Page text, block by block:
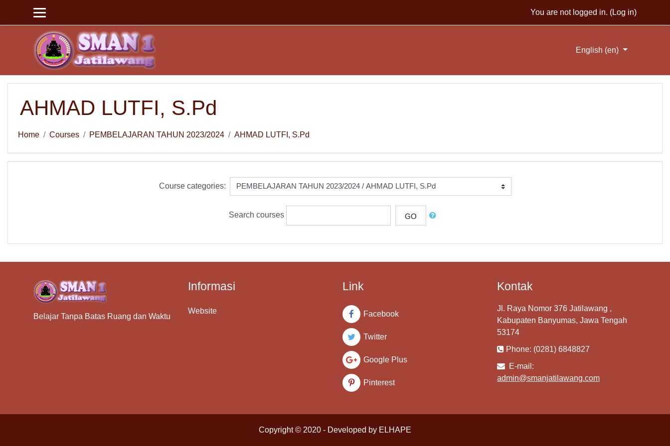
You are not logged in. (Log in)
English ‎(en)‎
AHMAD LUTFI, S.Pd
Home Courses PEMBELAJARAN TAHUN 2023/2024 AHMAD LUTFI, S.Pd
Course categories:
Search courses GO
Belajar Tanpa Batas Ruang dan Waktu
Informasi
Website
Link
Facebook
Twitter
Google Plus
Pinterest
Kontak
Jl. Raya Nomor 376 Jatilawang ,
Kabupaten Banyumas, Jawa Tengah
53174
Phone: (0281) 6848827
E-mail:
admin@smanjatilawang.com
Copyright © 2020 - Developed by ELHAPE